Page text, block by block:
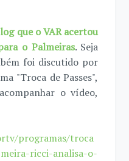
que o VAR acertou
o Palmeiras. Seja
foi discutido por
"Troca de Passes",
o vídeo,
programas/troca
ricci-analisa-o-